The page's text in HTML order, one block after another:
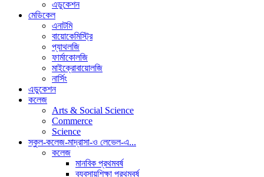
এডুকেশন
মেডিকেল
এনাটমি
বায়োকেমিস্ট্রি
প্যাথলজি
ফার্মাকোলজি
মাইক্রোবায়োলজি
নার্সিং
এডুকেশন
কলেজ
Arts & Social Science
Commerce
Science
স্কুল-কলেজ-মাদ্রাসা-ও লেভেল-এ...
কলেজ
মানবিক প্রথমবর্ষ
ব্যবসায়শিক্ষা প্রথমবর্ষ